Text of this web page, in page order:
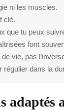
ni les muscles.
clé.
que tu peux
font
vie, pas
régulier dans la
adaptés